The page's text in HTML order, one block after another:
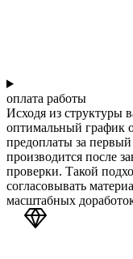
оплата работы
Исходя из структуры
оптимальный график
предоплаты за
производится после
проверки. Такой
согласовывать
масштабных